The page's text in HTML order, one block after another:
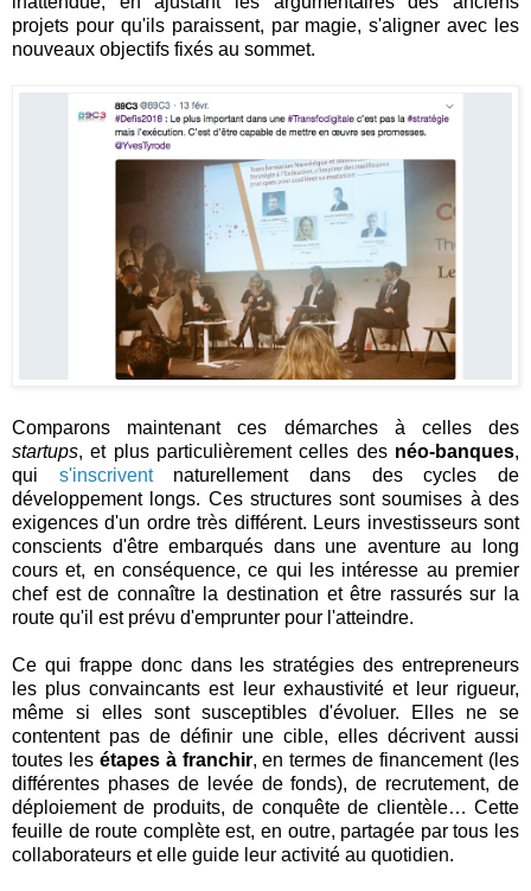
projets pour qu'ils paraissent, par magie, s'aligner avec les
nouveaux objectifs fixés au sommet.
Comparons maintenant ces démarches à celles des
startups, et plus particulièrement celles des néo-banques,
qui s'inscriventnaturellement dans des cycles de
développement longs. Ces structures sont soumises à des
exigences d'un ordre très différent. Leurs investisseurs sont
conscients d'être embarqués dans une aventure au long
cours et, en conséquence, ce qui les intéresse au premier
chef est de connaître la destination et être rassurés sur la
route qu'il est prévu d'emprunter pour l'atteindre.
Ce qui frappe donc dans les stratégies des entrepreneurs
les plus convaincants est leur exhaustivité et leur rigueur,
même si elles sont susceptibles d'évoluer. Elles ne se
contentent pas de définir une cible, elles décrivent aussi
toutes les étapes à franchir, en termes de financement (les
différentes phases de levée de fonds), de recrutement, de
déploiement de produits, de conquête de clientèle… Cette
feuille de route complète est, en outre, partagée par tous les
collaborateurs et elle guide leur activité au quotidien.